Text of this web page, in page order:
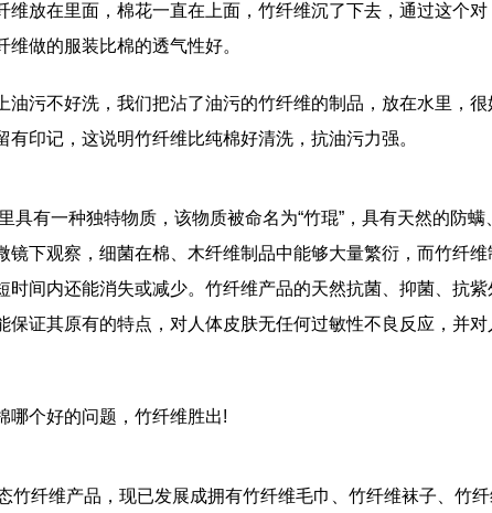
放在里面，棉花一直在上面，竹纤维沉了下去，通过这个对
做的服装比棉的透气性好。
污不好洗，我们把沾了油污的竹纤维的制品，放在水里，很
印记，这说明竹纤维比纯棉好清洗，抗油污力强。
有一种独特物质，该物质被命名为“竹琨”，具有天然的防螨
镜下观察，细菌在棉、木纤维制品中能够大量繁衍，而竹纤维
时间内还能消失或减少。竹纤维产品的天然抗菌、抑菌、抗紫
保证其原有的特点，对人体皮肤无任何过敏性不良反应，并对
个好的问题，竹纤维胜出!
纤维产品，现已发展成拥有竹纤维毛巾、竹纤维袜子、竹